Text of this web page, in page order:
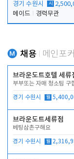
경기 수원시 시
메이드
경력무관
채용 메인포
브라운도트호텔 세류
부부또는 자매 청소팀 구
경기 수원시 월
브라운도트세류점
베팅삼촌구해요
경기 수원시 월